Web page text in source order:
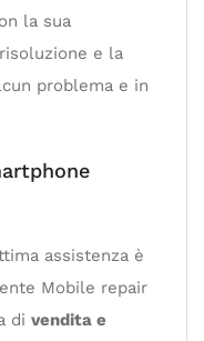
la sua
e la
problema e in
assistenza è
Mobile repair
di vendita e